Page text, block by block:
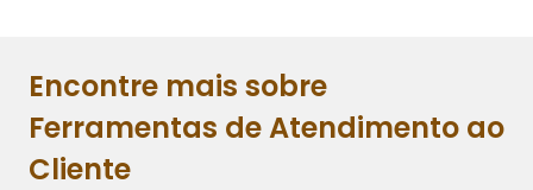
GERENCIAMENTO DE TAREFAS EM EQUIPE
Encontre mais sobre
Ferramentas de Atendimento ao
Cliente